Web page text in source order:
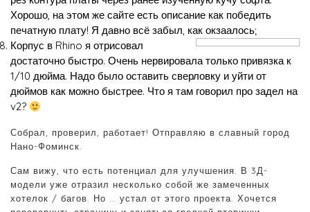
Хорошо, на этом же сайте есть описание как победить
печатную плату! Я давно всё забыл, как окзаалось;
Корпус в Rhino я отрисовал
достаточно быстро. Очень нервировала только привязка к
1/10 дюйма. Надо было оставить сверловку и уйти от
дюймов как можно быстрее. Что я там говорил про задел на
v2?
Собрал, проверил, работает! Отправляю в славный город
Нано-Фоминск.
Сам вижу, что есть потенциал для улучшения. В 3Д-
модели уже отразил несколько собой же замеченных
хотелок / багов. Но … устал от этого проекта. Хочется